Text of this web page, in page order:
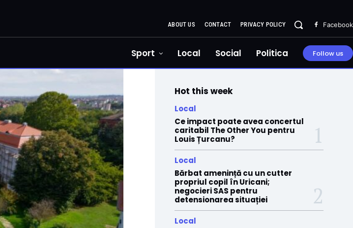
ABOUT US CONTACT PRIVACY POLICY Facebook
Sport Local Social Politica Follow us
Hot this week
Local
Ce impact poate avea concertul
caritabil The Other You pentru
Louis Țurcanu?
Local
Bărbat amenință cu un cutter
propriul copil în Uricani;
negocieri SAS pentru
detensionarea situației
Local